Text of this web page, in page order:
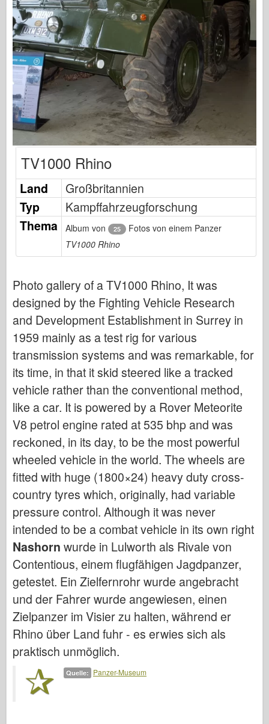
Osprey Publishing
Squadron Signal
TankPower
Trucks & Tanks
Waffen-Arsenal
Wydawnictwo Militaria
Maquettes
Ace-Modelle
AFV Club
Airfix
Luftwaffe
Schwarzer Hund
Cyber-Hobby
Dnepromodel
Drachen
Eduard
E.T.-Modell
Feine Formen
Forces of Valor
FriulModel
Hasegawa
Heller
HobbyBoss
IBG-Modelle
Icm
Italeri
Legende
Meng Modell
Tamiya
Tristar
Trompeter
Zvezda
Alben-Fotos
TV1000 Rhino
Land
Großbritannien
Typ
Kampffahrzeugforschung
Thema
Album von 25
Fotos von einem Panzer
TV1000 Rhino
Photo gallery of a TV1000 Rhino, It was
designed by the Fighting Vehicle Research
and Development Establishment in Surrey in
1959 mainly as a test rig for various
transmission systems and was remarkable, for
its time, in that it skid steered like a tracked
vehicle rather than the conventional method,
like a car. It is powered by a Rover Meteorite
V8 petrol engine rated at 535 bhp and was
reckoned, in its day, to be the most powerful
wheeled vehicle in the world. The wheels are
fitted with huge (1800×24) heavy duty cross-
country tyres which, originally, had variable
pressure control. Although it was never
intended to be a combat vehicle in its own right
Nashorn wurde in Lulworth als Rivale von
Contentious, einem flugfähigen Jagdpanzer,
getestet. Ein Zielfernrohr wurde angebracht
und der Fahrer wurde angewiesen, einen
Zielpanzer im Visier zu halten, während er
Rhino über Land fuhr - es erwies sich als
praktisch unmöglich.
Quelle: Panzer-Museum